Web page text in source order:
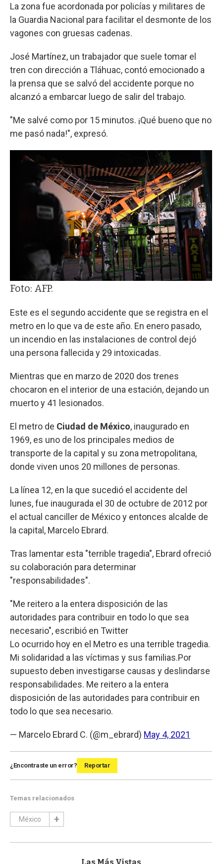
La zona fue acordonada por policías y militares de
la Guardia Nacional para facilitar el desmonte de los
vagones con gruesas cadenas.
José Martínez, un trabajador que suele tomar el
tren con dirección a Tláhuac, contó emocionado a
la prensa que se salvó del accidente porque no
alcanzó a embarcar luego de salir del trabajo.
"Me salvé como por 15 minutos. ¡Qué bueno que no
me pasó nada!", expresó.
Foto: AFP.
Este es el segundo accidente que se registra en el
metro en lo que va de este año. En enero pasado,
un incendio en las instalaciones de control dejó
una persona fallecida y 29 intoxicadas.
Mientras que en marzo de 2020 dos trenes
chocaron en el interior de una estación, dejando un
muerto y 41 lesionados.
El metro de Ciudad de México, inaugurado en
1969, es uno de los principales medios de
transporte de la capital y su zona metropolitana,
donde viven unos 20 millones de personas.
La línea 12, en la que sucedió el accidente del
lunes, fue inaugurada el 30 de octubre de 2012 por
el actual canciller de México y entonces alcalde de
la capital, Marcelo Ebrard.
Tras lamentar esta "terrible tragedia", Ebrard ofreció
su colaboración para determinar
"responsabilidades".
"Me reitero a la entera disposición de las
autoridades para contribuir en todo lo que sea
necesario", escribió en Twitter
Lo ocurrido hoy en el Metro es una terrible tragedia.
Mi solidaridad a las víctimas y sus familias.Por
supuesto deben investigarse causas y deslindarse
responsabilidades. Me reitero a la entera
disposición de las autoridades para contribuir en
todo lo que sea necesario.
— Marcelo Ebrard C. (@m_ebrard) May 4, 2021
¿Encontraste un error? Reportar
Temas relacionados
México